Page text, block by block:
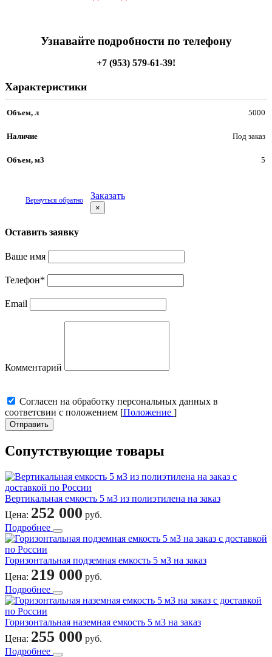
Узнавайте подробности по телефону
+7 (953) 579-61-39!
Характеристики
Объем, л 5000
Наличие Под заказ
Объем, м3 5
Вернуться обратно Заказать
×
Оставить заявку
Ваше имя
Телефон*
Email
Комментарий
Cогласен на обработку персональных данных в
соответсвии с положением [Положение ]
Отправить
Сопутствующие товары
Вертикальная емкость 5 м3 из полиэтилена на заказ
Цена: 252 000 руб.
Подробнее
Горизонтальная подземная емкость 5 м3 на заказ
Цена: 219 000 руб.
Подробнее
Горизонтальная наземная емкость 5 м3 на заказ
Цена: 255 000 руб.
Подробнее